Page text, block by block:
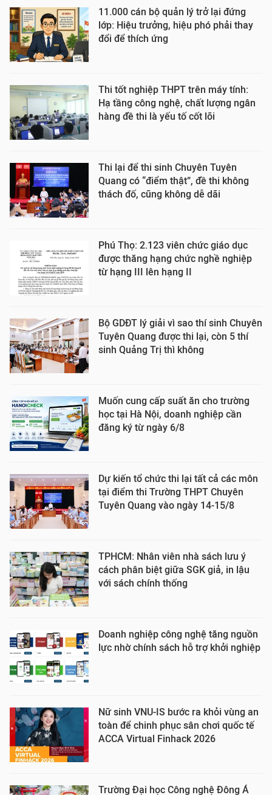
11.000 cán bộ quản lý trở lại đứng
lớp: Hiệu trưởng, hiệu phó phải thay
đổi để thích ứng
Thi tốt nghiệp THPT trên máy tính:
Hạ tầng công nghệ, chất lượng ngân
hàng đề thi là yếu tố cốt lõi
Thi lại để thi sinh Chuyên Tuyên
Quang có “điểm thật”, đề thi không
thách đố, cũng không dễ dãi
Phú Thọ: 2.123 viên chức giáo dục
được thăng hạng chức nghề nghiệp
từ hạng III lên hạng II
Bộ GDĐT lý giải vì sao thí sinh Chuyên
Tuyên Quang được thi lại, còn 5 thí
sinh Quảng Trị thì không
Muốn cung cấp suất ăn cho trường
học tại Hà Nội, doanh nghiệp cần
đăng ký từ ngày 6/8
Dự kiến tổ chức thi lại tất cả các môn
tại điểm thi Trường THPT Chuyên
Tuyên Quang vào ngày 14-15/8
TPHCM: Nhân viên nhà sách lưu ý
cách phân biệt giữa SGK giả, in lậu
với sách chính thống
Doanh nghiệp công nghệ tăng nguồn
lực nhờ chính sách hỗ trợ khởi nghiệp
Nữ sinh VNU-IS bước ra khỏi vùng an
toàn để chinh phục sân chơi quốc tế
ACCA Virtual Finhack 2026
Trường Đại học Công nghệ Đông Á